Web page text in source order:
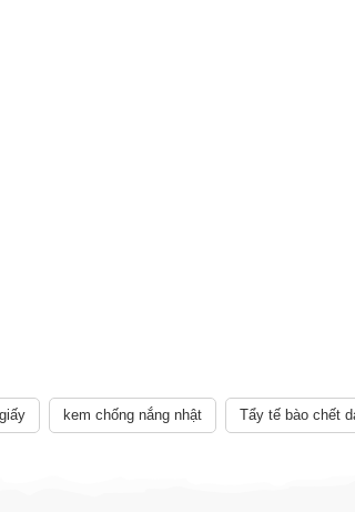
kem chống nắng nhật Tẩy tế bào chết